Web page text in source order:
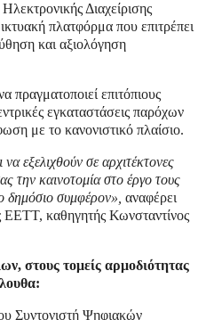
Διαχείρισης
πλατφόρμα που επιτρέπει
και αξιολόγηση
επιτόπιους
εγκαταστάσεις παρόχων
με το κανονιστικό πλαίσιο.
εξελιχθούν σε αρχιτέκτονες
την καινοτομία στο έργο τους
δημόσιο συμφέρον», αναφέρει
καθηγητής Κωνσταντίνος
στους τομείς αρμοδιότητας
Συντονιστή Ψηφιακών